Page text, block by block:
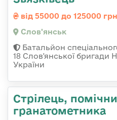
від 55000 до 125000 грн
Слов'янськ
Батальйон
18 Слов'янської бригади
України
Стрілець,
гранатометника